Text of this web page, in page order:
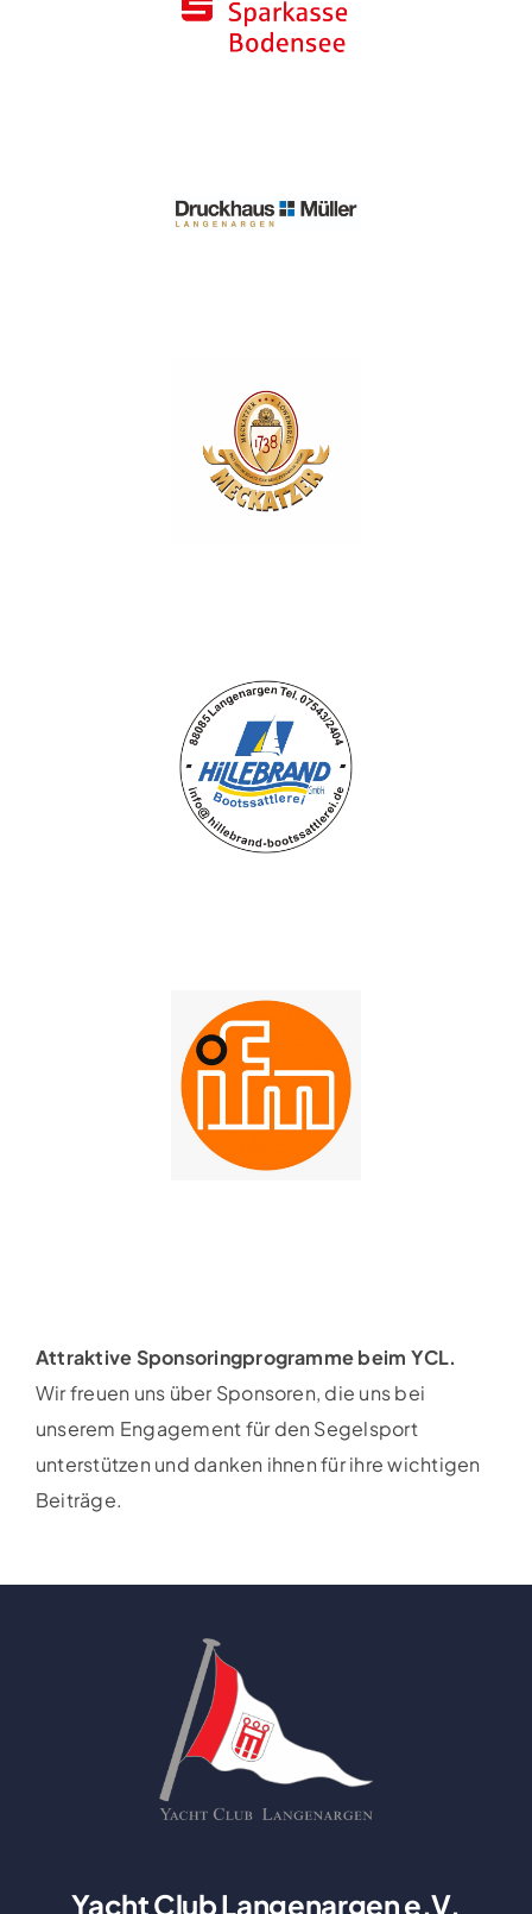
Attraktive Sponsoringprogramme beim YCL.
Wir freuen uns über Sponsoren, die uns bei
unserem Engagement für den Segelsport
unterstützen und danken ihnen für ihre wichtigen
Beiträge.
Yacht Club Langenargen e.V.